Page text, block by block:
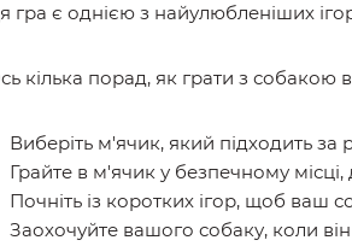
гра є однією з найулюбленіших
кілька порад, як грати з собакою
Виберіть м'ячик, який підходить
Грайте в м'ячик у безпечному
Почніть із коротких ігор, щоб ваш
Заохочуйте вашого собаку, коли